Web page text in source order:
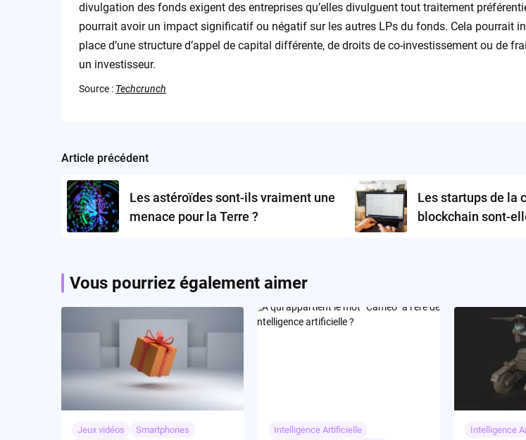
divulgation des fonds exigent des entreprises qu’elles divulguent tout traitement
pourrait avoir un impact significatif ou négatif sur les autres LPs du fonds. Cela pourrait
place d’une structure d’appel de capital différente, de droits de co-investissement ou de
un investisseur.
Source : Techcrunch
Post
navigation
Article précédent
Les astéroïdes sont-ils vraiment une
menace pour la Terre ?
Les startups de la
blockchain sont-
Vous pourriez également aimer
Jeux vidéos
Smartphones
Intelligence Artificielle
Intelligence